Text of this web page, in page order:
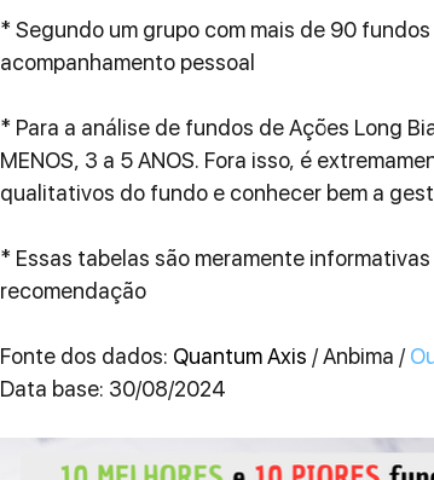
* Segundo um grupo com mais de 90
acompanhamento pessoal
* Para a análise de fundos de Ações Long
MENOS, 3 a 5 ANOS. Fora isso, é
qualitativos do fundo e conhecer bem a
* Essas tabelas são meramente
recomendação
Fonte dos dados: Quantum Axis / Anbima /
Data base: 30/08/2024